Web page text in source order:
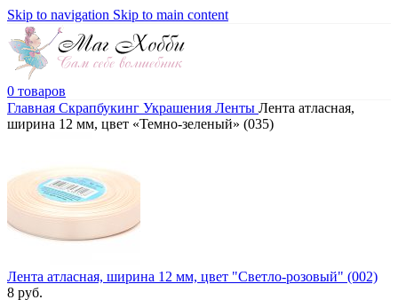
Skip to navigation Skip to main content
0 товаров
Главная Скрапбукинг Украшения Ленты Лента атласная,
ширина 12 мм, цвет «Темно-зеленый» (035)
Лента атласная, ширина 12 мм, цвет "Светло-розовый" (002)
8 руб.